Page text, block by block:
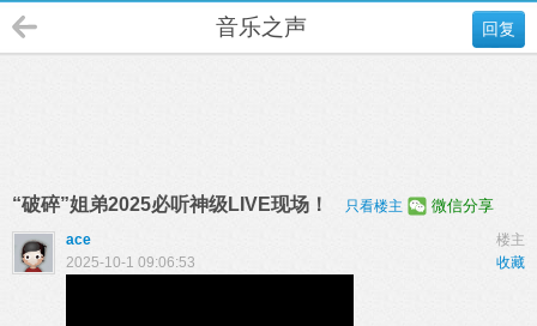
回复
音乐之声
“破碎”姐弟2025必听神级LIVE现场！ 只看楼主 微信分享
楼主
ace
收藏
2025-10-1 09:06:53